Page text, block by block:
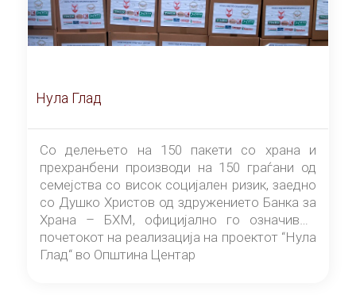
Нула Глад
Со делењето на 150 пакети со храна и
прехранбени производи на 150 граѓани од
семејства со висок социјален ризик, заедно
со Душко Христов од здружението Банка за
Храна – БХМ, официјално го означивме
почетокот на реализација на проектот “Нула
Глад“ во Општина Центар